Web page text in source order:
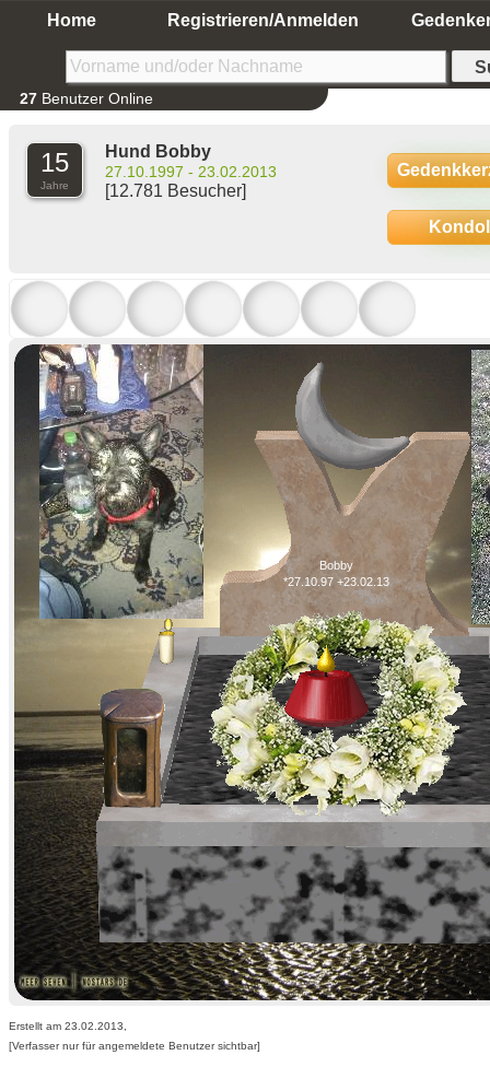
Home Registrieren/Anmelden
27 Benutzer Online
15
Jahre
Hund Bobby
27.10.1997 - 23.02.2013
[12.781 Besucher]
Bobby
*27.10.97 +23.02.13
Erstellt am 23.02.2013,
[Verfasser nur für angemeldete Benutzer sichtbar]